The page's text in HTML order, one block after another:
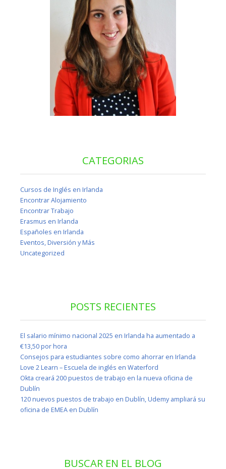
CATEGORIAS
Cursos de Inglés en Irlanda
Encontrar Alojamiento
Encontrar Trabajo
Erasmus en Irlanda
Españoles en Irlanda
Eventos, Diversión y Más
Uncategorized
POSTS RECIENTES
El salario mínimo nacional 2025 en Irlanda ha aumentado a
€13,50 por hora
Consejos para estudiantes sobre como ahorrar en Irlanda
Love 2 Learn – Escuela de inglés en Waterford
Okta creará 200 puestos de trabajo en la nueva oficina de
Dublín
120 nuevos puestos de trabajo en Dublín, Udemy ampliará su
oficina de EMEA en Dublín
BUSCAR EN EL BLOG